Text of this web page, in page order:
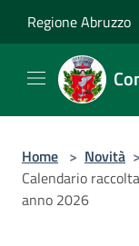
Regione Abruzzo
Home > Novità >
Calendario
anno 2026